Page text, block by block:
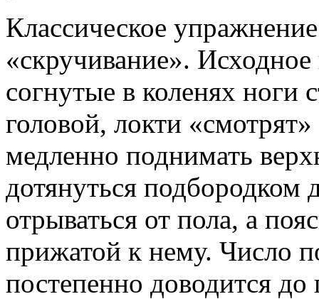
Классическое
«скручивание».
согнутые в коленях ноги
головой, локти
медленно поднимать
дотянуться
отрываться от пола, а
прижатой к нему. Число
постепенно доводится до